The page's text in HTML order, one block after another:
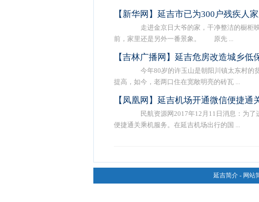
【新华网】延吉市已为300户残疾人
走进金京日大爷的家，干净整洁的橱柜映
前，家里还是另外一番景象。 原先 ...
【吉林广播网】延吉危房改造城乡低
今年80岁的许玉山是朝阳川镇太东村的
提高，如今，老两口住在宽敞明亮的砖瓦 ...
【凤凰网】延吉机场开通微信便捷通
民航资源网2017年12月11日消息：为了
便捷通关乘机服务。在延吉机场出行的国 ...
延吉简介 - 网站